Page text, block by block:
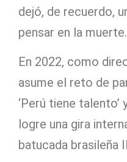
dejó, de recuerdo,
pensar en la muerte.
En 2022, como
asume el reto de
‘Perú tiene talento’
logre una gira
batucada brasileña